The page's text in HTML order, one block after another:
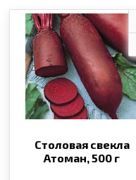
Столовая свекла
Атоман,500 г